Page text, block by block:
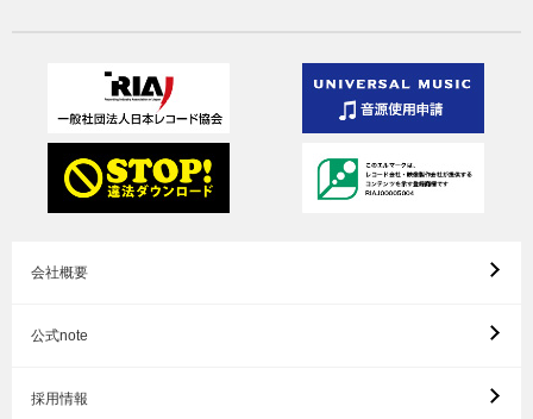
会社概要
公式note
採用情報